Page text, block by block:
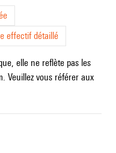
effectif détaillé
elle ne reflète pas les
Veuillez vous référer aux